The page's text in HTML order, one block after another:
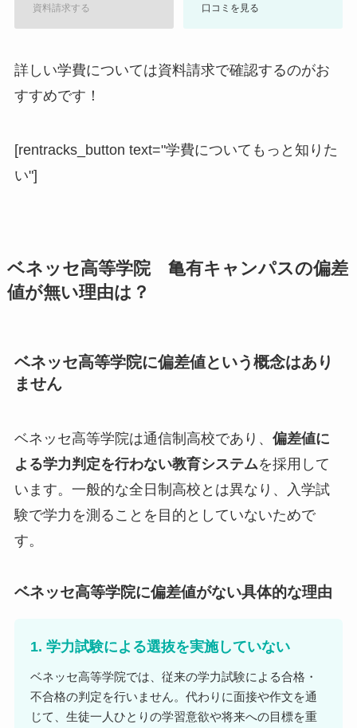
資料請求する 口コミを見る
詳しい学費については資料請求で確認するのがお
すすめです！
[rentracks_button text="学費についてもっと知りた
い"]
ベネッセ高等学院 亀有キャンパスの偏差
値が無い理由は？
ベネッセ高等学院に偏差値という概念はあり
ません
ベネッセ高等学院は通信制高校であり、 偏差値に
よる学力判定を行わない教育システムを採用して
います。一般的な全日制高校とは異なり、入学試
験で学力を測ることを目的としていないためで
す。
ベネッセ高等学院に偏差値がない具体的な理由
1. 学力試験による選抜を実施していない
ベネッセ高等学院では、従来の学力試験による合格・
不合格の判定を行いません。代わりに面接や作文を通
じて、生徒一人ひとりの学習意欲や将来への目標を重